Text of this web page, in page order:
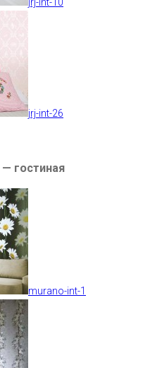
jrj-int-26
гостиная
murano-int-1